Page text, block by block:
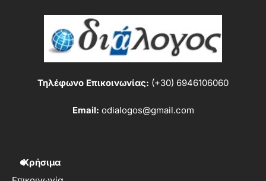
Τηλέφωνο Επικοινωνίας: (+30) 6946106060
Email: odialogos@gmail.com
Χρήσιμα